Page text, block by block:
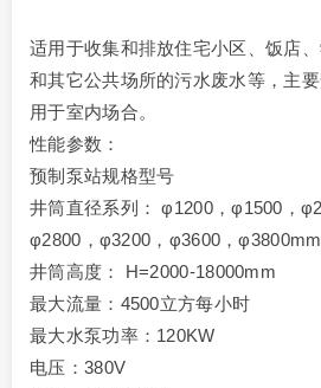
适用于收集和排放住宅小区、饭店
和其它公共场所的污水废水等，主
用于室内场合。
性能参数：
预制泵站规格型号
井筒直径系列： φ1200，φ1500，
φ2800，φ3200，φ3600，φ3800mm
井筒高度： H=2000-18000mm
最大流量：4500立方每小时
最大水泵功率：120KW
电压：380V